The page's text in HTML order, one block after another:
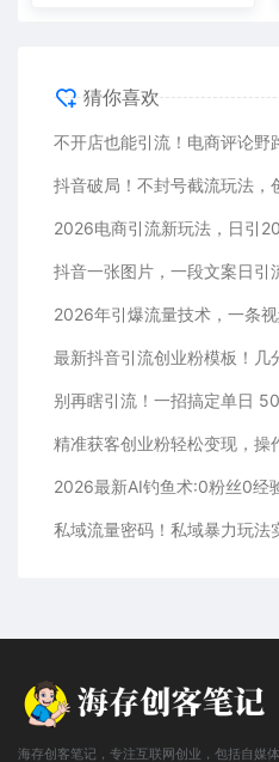
猜你喜欢
海存创客笔记，专注互联网创业，包括自媒